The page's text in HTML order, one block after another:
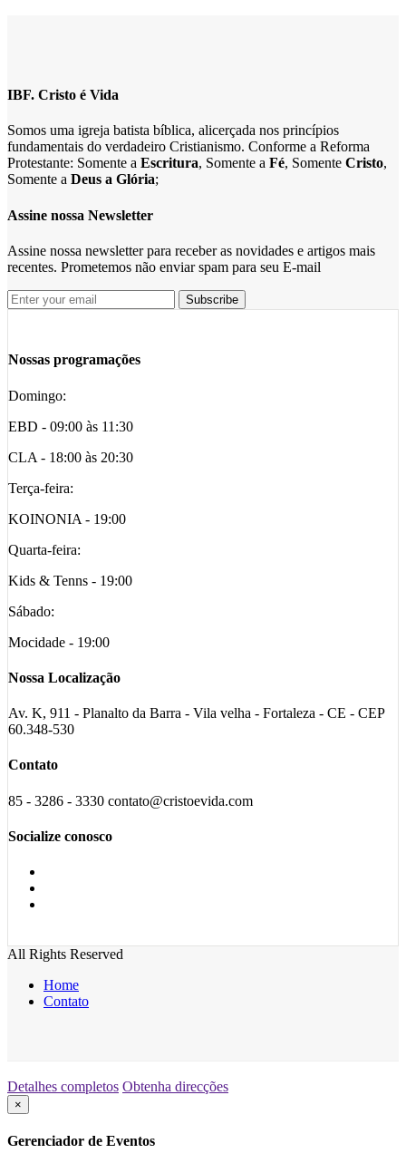
IBF. Cristo é Vida
Somos uma igreja batista bíblica, alicerçada nos princípios
fundamentais do verdadeiro Cristianismo. Conforme a Reforma
Protestante: Somente a Escritura, Somente a Fé, Somente Cristo,
Somente a Deus a Glória;
Assine nossa Newsletter
Assine nossa newsletter para receber as novidades e artigos mais
recentes. Prometemos não enviar spam para seu E-mail
Nossas programações
Domingo:
EBD - 09:00 às 11:30
CLA - 18:00 às 20:30
Terça-feira:
KOINONIA - 19:00
Quarta-feira:
Kids & Tenns - 19:00
Sábado:
Mocidade - 19:00
Nossa Localização
Av. K, 911 - Planalto da Barra - Vila velha - Fortaleza - CE - CEP
60.348-530
Contato
85 - 3286 - 3330 contato@cristoevida.com
Socialize conosco
All Rights Reserved
Home
Contato
Detalhes completos Obtenha direcções
×
Gerenciador de Eventos